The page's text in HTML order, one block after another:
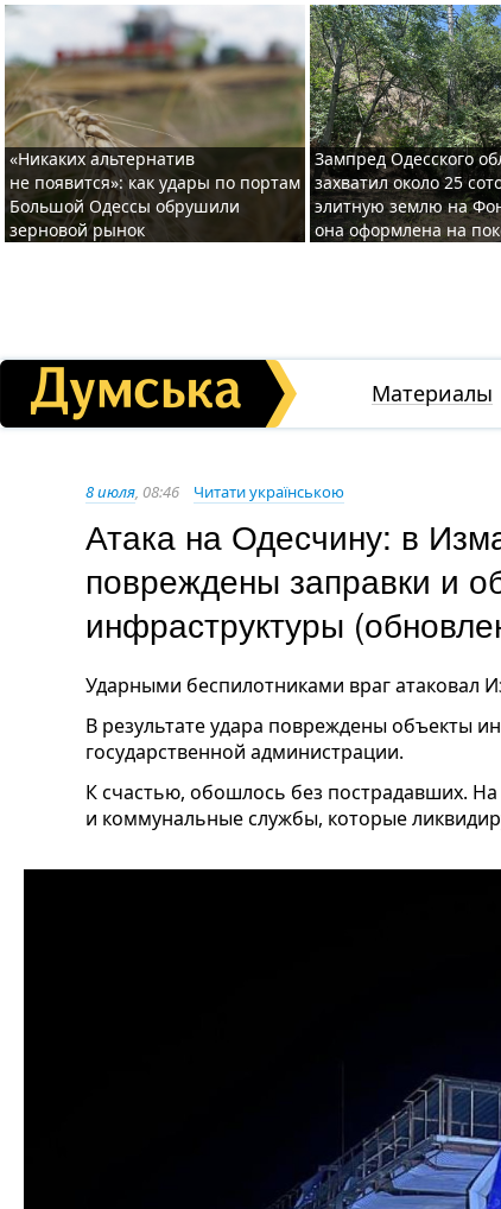
«Никаких альтернатив
не появится»: как удары по портам
Большой Одессы обрушили
зерновой рынок
Зампред Одесского
захватил около 25
элитную землю на
она оформлена на
Материалы
8 июля, 08:46 Читати українською
Атака на Одесчину: в
повреждены заправки и
инфраструктуры
Ударными беспилотниками враг атаковал
В результате удара повреждены объекты
государственной администрации.
К счастью, обошлось без пострадавших.
и коммунальные службы, которые